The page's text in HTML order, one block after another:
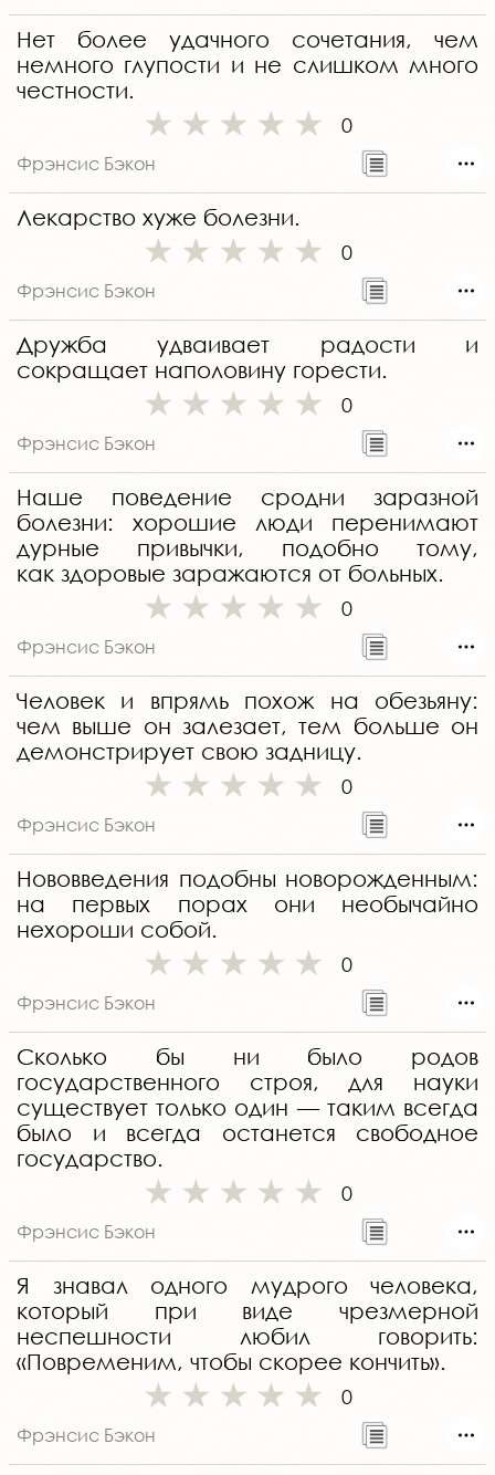
Нет более удачного сочетания, чем
немного глупости и не слишком много
честности.
0
Фрэнсис Бэкон
Лекарство хуже болезни.
0
Фрэнсис Бэкон
Дружба удваивает радости и
сокращает наполовину горести.
0
Фрэнсис Бэкон
Наше поведение сродни заразной
болезни: хорошие люди перенимают
дурные привычки, подобно тому,
как здоровые заражаются от больных.
0
Фрэнсис Бэкон
Человек и впрямь похож на обезьяну:
чем выше он залезает, тем больше он
демонстрирует свою задницу.
0
Фрэнсис Бэкон
Нововведения подобны новорожденным:
на первых порах они необычайно
нехороши собой.
0
Фрэнсис Бэкон
Сколько бы ни было родов
государственного строя, для науки
существует только один — таким всегда
было и всегда останется свободное
государство.
0
Фрэнсис Бэкон
Я знавал одного мудрого человека,
который при виде чрезмерной
неспешности любил говорить:
«Повременим, чтобы скорее кончить».
0
Фрэнсис Бэкон